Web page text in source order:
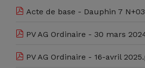
Acte de base - Dauphin 7
PV AG Ordinaire - 30 mars
PV AG Ordinaire - 16-avril